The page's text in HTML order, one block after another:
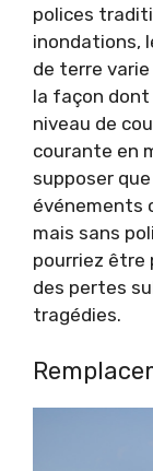
polices
inondations,
de terre
la façon
niveau de
courante en
supposer
événements
mais sans
pourriez être
des pertes
tragédies.